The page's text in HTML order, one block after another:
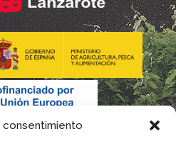
consentimiento